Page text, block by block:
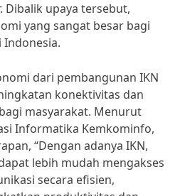
Dibalik upaya tersebut,
yang sangat besar bagi
dari pembangunan IKN
konektivitas dan
masyarakat. Menurut
Informatika Kemkominfo,
“Dengan adanya IKN,
lebih mudah mengakses
secara efisien,